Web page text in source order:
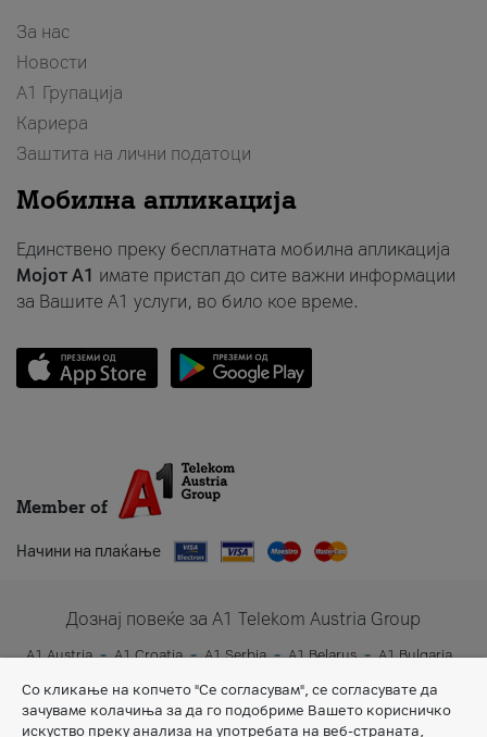
За нас
Новости
А1 Групација
Кариера
Заштита на лични податоци
Мобилна апликација
Единствено преку бесплатната мобилна апликација
Мојот A1 имате пристап до сите важни информации
за Вашите A1 услуги, во било кое време.
Member of
Начини на плаќање
Дознај повеќе за A1 Telekom Austria Group
A1 Austria A1 Croatia A1 Serbia A1 Belarus
A1 Bulgaria
Со кликање на копчето "Се согласувам", се согласувате да
зачуваме колачиња за да го подобриме Вашето корисничко
искуство преку анализа на употребата на веб-страната,